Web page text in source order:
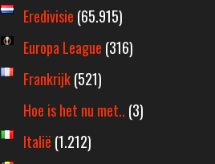
Eredivisie (65.915)
Europa League (316)
Frankrijk(521)
Hoe is het nu met.. (3)
Italië (1.212)